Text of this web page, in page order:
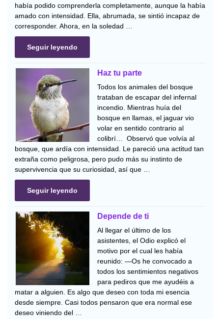
había podido comprenderla completamente, aunque la había
amado con intensidad. Ella, abrumada, se sintió incapaz de
corresponder. Ahora, en la soledad …
Seguir leyendo
Haz tu parte
Todos los animales del bosque
trataban de escapar del infernal
incendio. Mientras huía del
bosque en llamas, el jaguar vio
volar en sentido contrario al
colibrí… Observó que volvía al
bosque, que ardía con intensidad. Le pareció una actitud tan
extraña como peligrosa, pero pudo más su instinto de
supervivencia que su curiosidad, así que …
Seguir leyendo
Depende de ti
Al llegar el último de los
asistentes, el Odio explicó el
motivo por el cual les había
reunido: —Os he convocado a
todos los sentimientos negativos
para pediros que me ayudéis a
matar a alguien. Es algo que deseo con toda mi esencia
desde siempre. Casi todos pensaron que era normal ese
deseo viniendo del …